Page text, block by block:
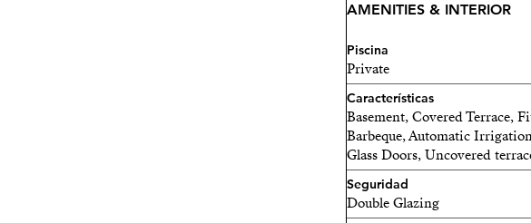
AMENITIES & INTERIOR
Piscina
Private
Características
Basement, Covered Terrace,
Barbeque, Automatic
Glass Doors, Uncovered
Seguridad
Double Glazing